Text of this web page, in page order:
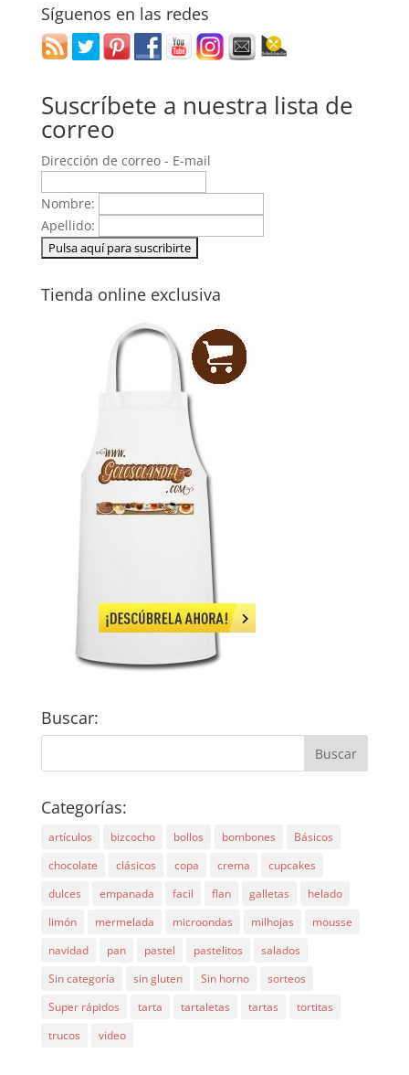
Síguenos en las redes
Suscríbete a nuestra lista de
correo
Dirección de correo - E-mail
Nombre:
Apellido:
Tienda online exclusiva
Buscar:
Categorías:
artículos bizcocho bollos bombones
Básicos
chocolate
clásicos copa crema
cupcakes
dulces
empanada facil flan galletas
helado
limón
mermelada microondas milhojas
mousse
navidad
pan pastel pastelitos
salados
Sin categoría
sin gluten Sin horno
sorteos
Super rápidos
tarta tartaletas tartas
tortitas
trucos
video